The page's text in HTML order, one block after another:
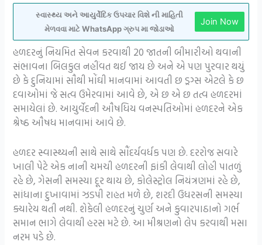
સ્વાસ્થ્ય અને આયુર્વેદિક ઉપચાર વિશે ની માહિતી
મેળવવા માટે WhatsApp ગ્રુપ મા જોડાઓ
Join Now
હળદરનું નિયમિત સેવન કરવાથી 20 જાતની બીમારીઓ થવાની
સંભાવના બિલકુલ નહીંવત થઈ જાય છે અને એ પણ પુરવાર થયું
છે કે દુનિયામાં સૌથી મોંઘી માનવામાં આવતી છ ડ્રગ્સ એટલે કે છ
દવાઓમાં જે સત્વ ઉમેરવામાં આવે છે, એ છ એ છ તત્વ હળદરમાં
સમાયેલાં છે. આયુર્વેદની ઔષધિય વનસ્પતિઓમાં હળદરને એક
શ્રેષ્ઠ ઔષધ માનવામાં આવે છે.
હળદર સ્વાસ્થ્યની સાથે સાથે સૌંદર્યવર્ધક પણ છે. દરરોજ સવારે
ખાલી પેટે એક નાની ચમચી હળદરની ફાંકી લેવાથી લોહી પાતળું
રહે છે, ગેસની સમસ્યા દૂર થાય છે, કોલેસ્ટ્રોલ નિયંત્રણમાં રહે છે,
સાંધાના દુખાવામાં ઝડપી રાહત મળે છે, શરદી ઉધરસની સમસ્યા
ક્યારેય થતી નથી. શેકેલી હળદરનું ચુર્ણ અને કુવારપાઠાનો ગર્ભ
સમાન ભાગે લેવાથી હરસ મટે છે. આ મીશ્રણનો લેપ કરવાથી મસા
નરમ પડે છે.